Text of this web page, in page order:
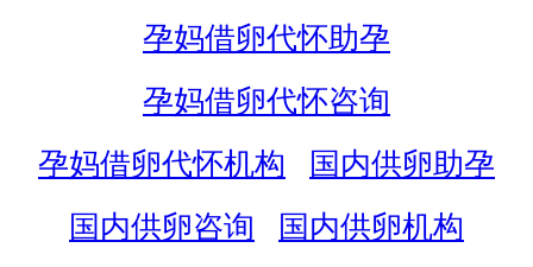
孕妈借卵代怀助孕
孕妈借卵代怀咨询
孕妈借卵代怀机构
国内供卵助孕
国内供卵咨询
国内供卵机构